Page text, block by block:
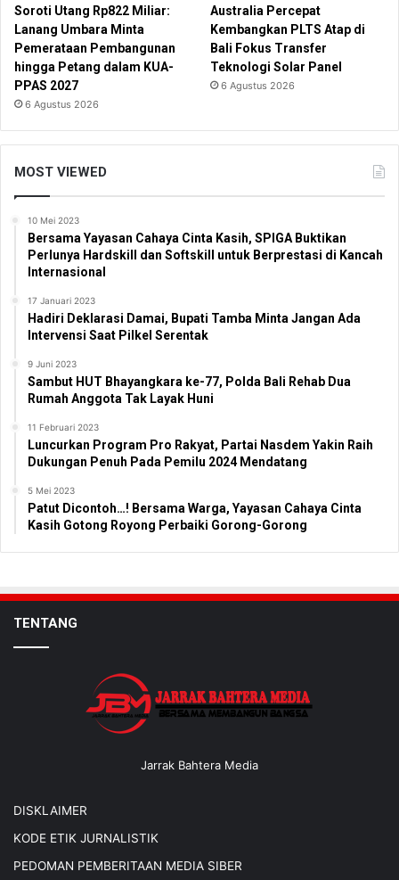
Soroti Utang Rp822 Miliar:
Lanang Umbara Minta
Pemerataan Pembangunan
hingga Petang dalam KUA-
PPAS 2027
6 Agustus 2026
Australia Percepat
Kembangkan PLTS Atap di
Bali Fokus Transfer
Teknologi Solar Panel
6 Agustus 2026
MOST VIEWED
10 Mei 2023
Bersama Yayasan Cahaya Cinta Kasih, SPIGA Buktikan
Perlunya Hardskill dan Softskill untuk Berprestasi di Kancah
Internasional
17 Januari 2023
Hadiri Deklarasi Damai, Bupati Tamba Minta Jangan Ada
Intervensi Saat Pilkel Serentak
9 Juni 2023
Sambut HUT Bhayangkara ke-77, Polda Bali Rehab Dua
Rumah Anggota Tak Layak Huni
11 Februari 2023
Luncurkan Program Pro Rakyat, Partai Nasdem Yakin Raih
Dukungan Penuh Pada Pemilu 2024 Mendatang
5 Mei 2023
Patut Dicontoh…! Bersama Warga, Yayasan Cahaya Cinta
Kasih Gotong Royong Perbaiki Gorong-Gorong
TENTANG
Jarrak Bahtera Media
DISKLAIMER
KODE ETIK JURNALISTIK
PEDOMAN PEMBERITAAN MEDIA SIBER